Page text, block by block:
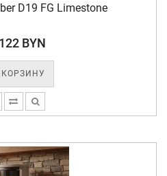
D19 FG Limestone
BYN
КОРЗИНУ